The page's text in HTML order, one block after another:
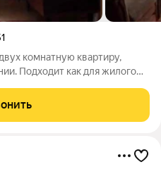
комнатную квартиру,
Подходит как для жилого